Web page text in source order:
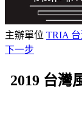
主辦單位 TRIA
下一步
2019 台灣